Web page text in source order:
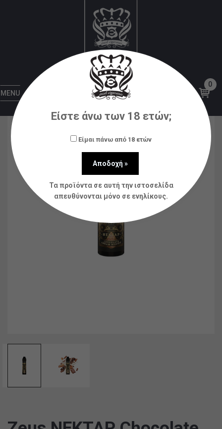
MENU
0
Υγρά αναπλήρωσης (flavorshots)
Zeus NEKTAΡ Chocolate Cream Biscuit Flavour Shot
60ml
Είστε άνω των 18 ετών;
Είμαι πάνω από 18 ετών
Τα προϊόντα σε αυτή την ιστοσελίδα
απευθύνονται μόνο σε ενηλίκους.